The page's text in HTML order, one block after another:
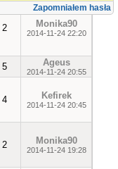
Zapomniałem hasła
2 Monika90
2014-11-24 22:20
5 Ageus
2014-11-24 20:55
4 Kefirek
2014-11-24 20:45
2 Monika90
2014-11-24 19:28